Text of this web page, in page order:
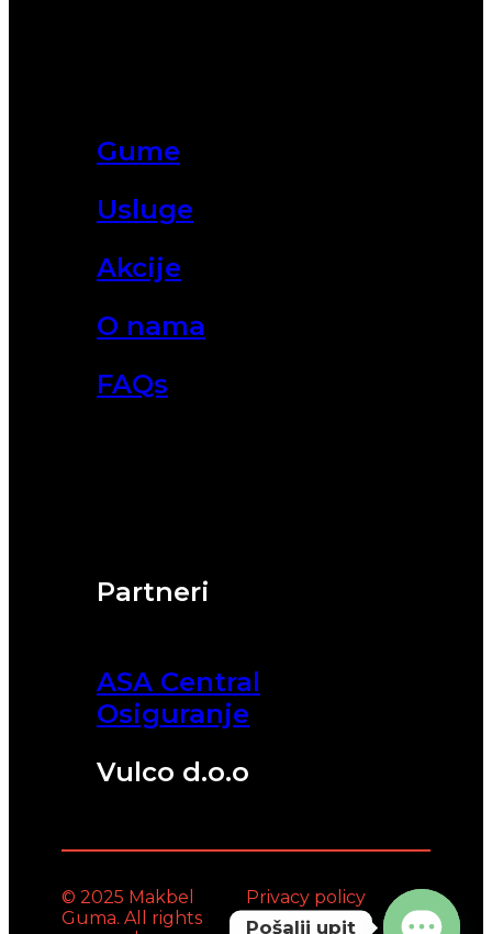
Partneri
ASA Central
Osiguranje
Vulco d.o.o
Gume
Usluge
Akcije
O nama
FAQs
© 2025 Makbel
Guma. All rights
Privacy policy
Pošalji upit